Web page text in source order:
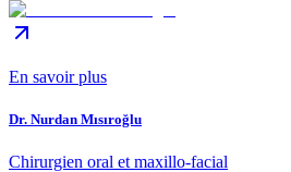
En savoir plus
Dr. Nurdan Mısıroğlu
Chirurgien oral et maxillo-facial